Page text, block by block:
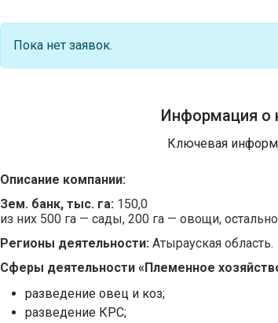
Пока нет заявок.
Информация о
Ключевая
Описание компании:
Зем. банк, тыс. га: 150,0
из них 500 га — сады, 200 га — овощи,
Регионы деятельности: Атырауская область.
Сферы деятельности «Племенное
разведение овец и коз;
разведение КРС;